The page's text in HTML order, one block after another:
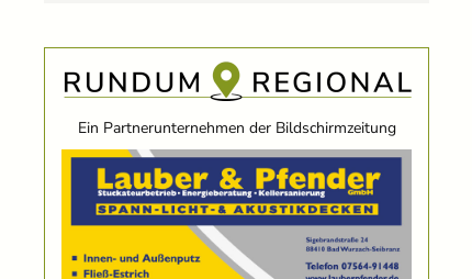
Ein Partnerunternehmen der Bildschirmzeitung